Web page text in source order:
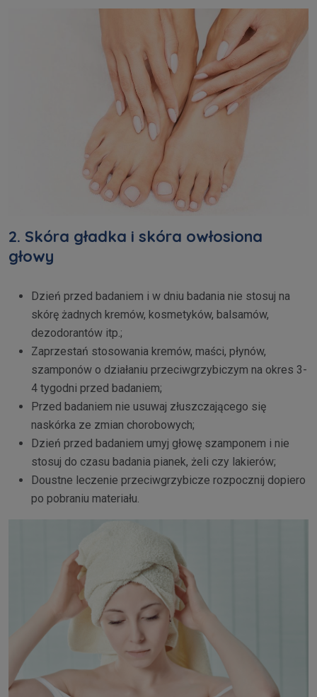
2. Skóra gładka i skóra owłosiona
głowy
Dzień przed badaniem i w dniu badania nie stosuj na
skórę żadnych kremów, kosmetyków, balsamów,
dezodorantów itp.;
Zaprzestań stosowania kremów, maści, płynów,
szamponów o działaniu przeciwgrzybiczym na okres 3-
4 tygodni przed badaniem;
Przed badaniem nie usuwaj złuszczającego się
naskórka ze zmian chorobowych;
Dzień przed badaniem umyj głowę szamponem i nie
stosuj do czasu badania pianek, żeli czy lakierów;
Doustne leczenie przeciwgrzybicze rozpocznij dopiero
po pobraniu materiału.